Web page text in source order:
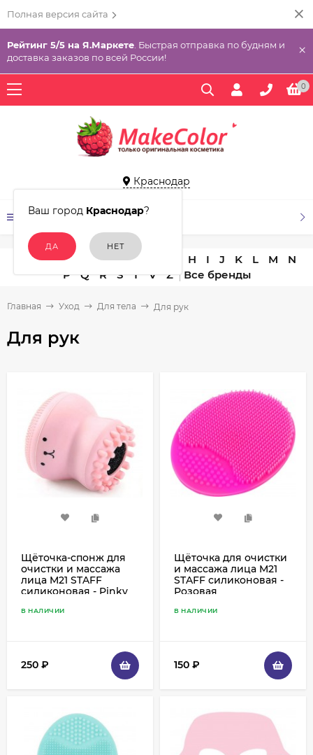
Полная версия сайта
Рейтинг 5/5 на Я.Маркете . Быстрая отправка по будням и
доставка заказов по всей России!
×
0
Краснодар
Ваш город Краснодар?
КАТАЛОГ ТОВАРОВ
A C D E H I J K L M
N
P
Q R S T V Z
Главная Уход Для тела Для рук
Для рук
Щёточка-спонж для
очистки и массажа
лица M21 STAFF
силиконовая - Pinky
В НАЛИЧИИ
250 ₽
Щёточка для очистки
и массажа лица M21
STAFF силиконовая -
Розовая
В НАЛИЧИИ
150 ₽